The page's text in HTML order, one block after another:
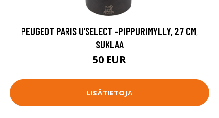
PEUGEOT PARIS U’SELECT -PIPPURIMYLLY, 27 CM,
SUKLAA
50 EUR
LISÄTIETOJA